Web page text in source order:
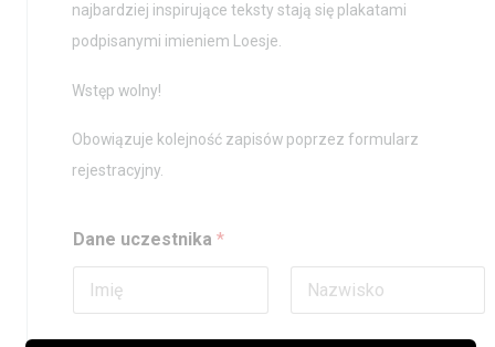
najbardziej inspirujące teksty stają się plakatami
podpisanymi imieniem Loesje.
Wstęp wolny!
Obowiązuje kolejność zapisów poprzez formularz
rejestracyjny.
Dane uczestnika *